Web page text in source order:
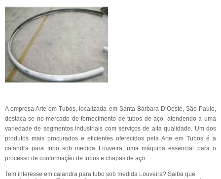
A empresa Arte em Tubos, localizada em Santa Bárbara D’Oeste, São Paulo,
destaca-se no mercado de fornecimento de tubos de aço, atendendo a uma
variedade de segmentos industriais com serviços de alta qualidade. Um dos
produtos mais procurados e eficientes oferecidos pela Arte em Tubos é a
calandra para tubo sob medida Louveira, uma máquina essencial para o
processo de conformação de tubos e chapas de aço.
Tem interesse em calandra para tubo sob medida Louveira? Saiba que